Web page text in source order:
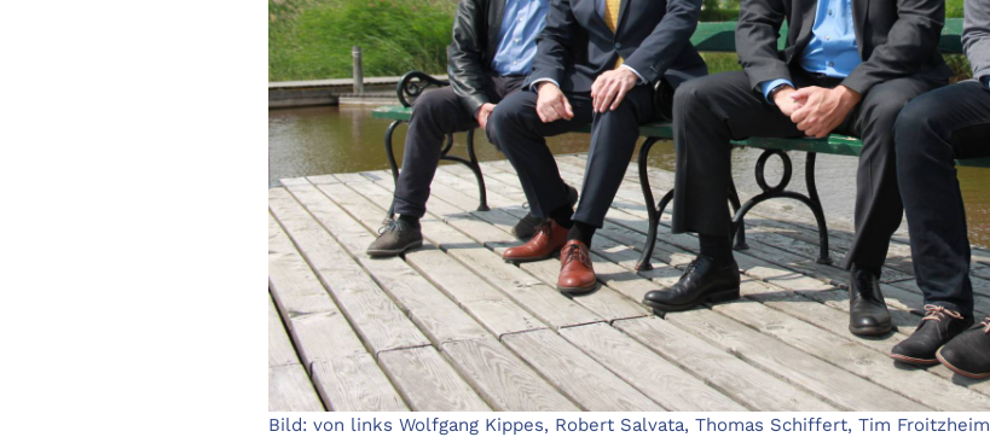
Bild: von links Wolfgang Kippes, Robert Salvata, Thomas Schiffert, Tim Froitzheim